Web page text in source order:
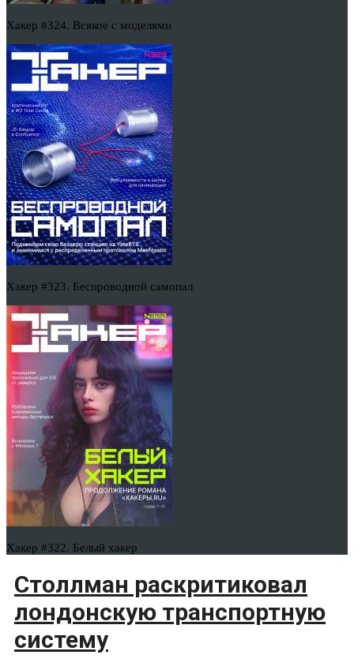
Хакер #324. Всякое с моделями
Хакер #323. Беспроводной самопал
Хакер #322. Белый хакер
Столлман раскритиковал
лондонскую транспортную
систему